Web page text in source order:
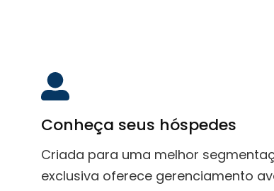
Conheça seus hóspedes
Criada para uma melhor
exclusiva oferece gerenciamento